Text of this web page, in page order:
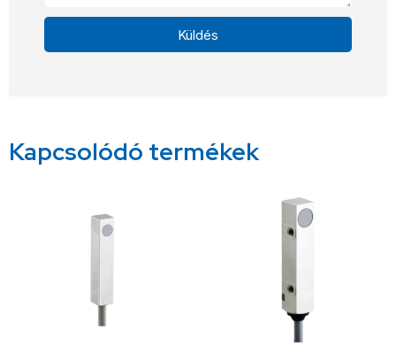
Küldés
Kapcsolódó termékek